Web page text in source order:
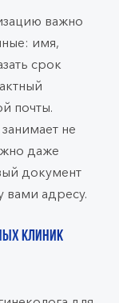
важно
имя,
срок
почты.
не
даже
документ
вами адресу.
клиник